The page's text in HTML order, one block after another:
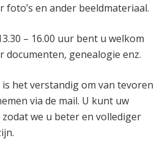
en ander beeldmateriaal.
– 16.00 uur bent u welkom
genealogie enz.
het verstandig om van tevoren
via de mail. U kunt uw
we u beter en vollediger